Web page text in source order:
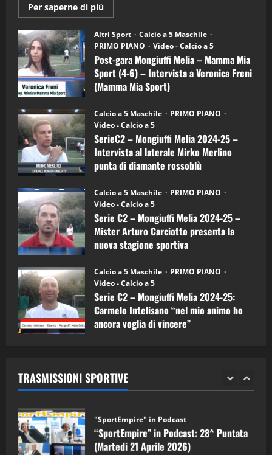
Per saperne di più
informazioni
Post-
gara
Mongiuffi
Melia
–
Mamma
Mia
Sport
6)
–
Intervista
a
mister
Arturo
Carciotto
(Mongiuffi
Altri Sport
Calcio a 5 Maschile
PRIMO PIANO
Video - Calcio a 5
Post-gara Mongiuffi Melia – Mamma Mia
Sport (4-6) – Intervista a Veronica Freni
(Mamma Mia Sport)
Calcio a 5 Maschile
PRIMO PIANO
Video - Calcio a 5
SerieC2 – Mongiuffi Melia 2024-25 –
Intervista al laterale Mirko Merlino
punta di diamante rossoblù
Calcio a 5 Maschile
PRIMO PIANO
Video - Calcio a 5
Serie C2 – Mongiuffi Melia 2024-25 –
Mister Arturo Carciotto presenta la
nuova stagione sportiva
Calcio a 5 Maschile
PRIMO PIANO
Video - Calcio a 5
Serie C2 – Mongiuffi Melia 2024-25:
Carmelo Intelisano “nel mio animo ho
ancora voglia di vincere”
TRASMISSIONI SPORTIVE
3
"SportEmpire" in Podcast
“SportEmpire” in Podcast: 28^ Puntata
(Martedi 21 Aprile 2026)
21/04/2026
4
“SportEmpire” in Podcast: 27^ Puntata
(Martedi 14 Aprile 2026)
15/04/2026
5
“SportEmpire” in Podcast: 26^ Puntata
(Martedi 07 Aprile 2026)
08/04/2026
1
“SportEmpire” in Podcast: 30^ Puntata
(Martedi 05 Maggio 2026)
08/05/2026
2 28/04/2026
“SportEmpire” in Podcast: 28^ Puntata
(Martedi 21 Aprile 2026)